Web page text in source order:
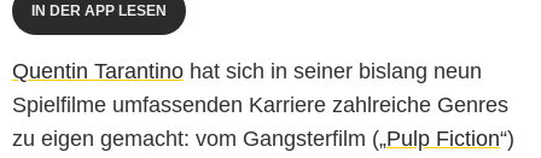
IN DER APP LESEN
Quentin Tarantino hat sich in seiner bislang neun
Spielfilme umfassenden Karriere zahlreiche Genres
zu eigen gemacht: vom Gangsterfilm („Pulp Fiction“)